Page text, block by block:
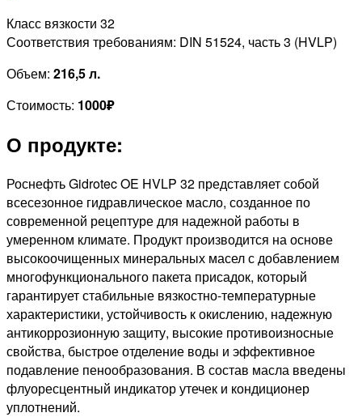
Класс вязкости 32
Соответствия требованиям: DIN 51524, часть 3 (HVLP)
Объем: 216,5 л.
Стоимость: 1000₽
О продукте:
Роснефть Gidrotec OE HVLP 32 представляет собой
всесезонное гидравлическое масло, созданное по
современной рецептуре для надежной работы в
умеренном климате. Продукт производится на основе
высокоочищенных минеральных масел с добавлением
многофункционального пакета присадок, который
гарантирует стабильные вязкостно-температурные
характеристики, устойчивость к окислению, надежную
антикоррозионную защиту, высокие противоизносные
свойства, быстрое отделение воды и эффективное
подавление пенообразования. В состав масла введены
флуоресцентный индикатор утечек и кондиционер
уплотнений.